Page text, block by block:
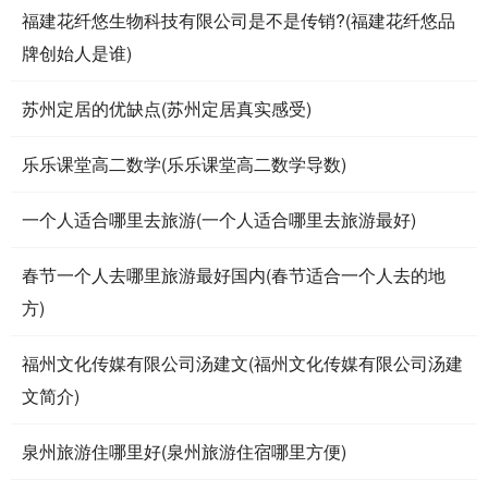
福建花纤悠生物科技有限公司是不是传销?(福建花纤悠品
牌创始人是谁)
苏州定居的优缺点(苏州定居真实感受)
乐乐课堂高二数学(乐乐课堂高二数学导数)
一个人适合哪里去旅游(一个人适合哪里去旅游最好)
春节一个人去哪里旅游最好国内(春节适合一个人去的地
方)
福州文化传媒有限公司汤建文(福州文化传媒有限公司汤建
文简介)
泉州旅游住哪里好(泉州旅游住宿哪里方便)